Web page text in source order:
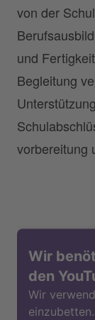
von der
und
Begleitung
vorbereitung
Wir
den
Wir